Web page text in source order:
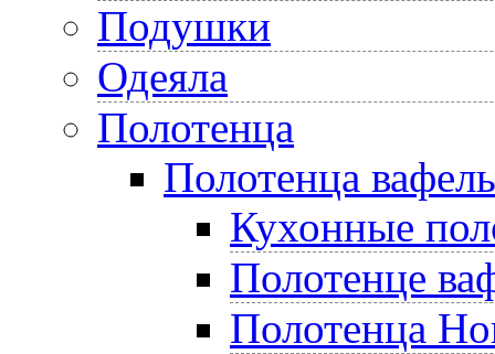
Подушки
Одеяла
Полотенца
Полотенца
Кухонные
Полотенце
Полотенца